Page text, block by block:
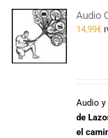
Audio
14,99€
Audio
de
el